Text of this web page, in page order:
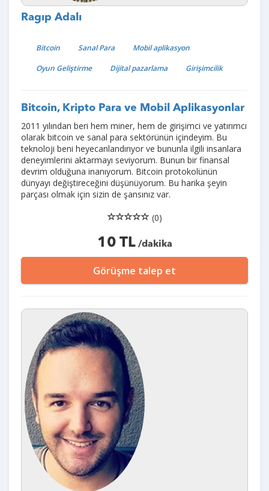
Ragıp Adalı
Bitcoin Sanal Para
Mobil aplikasyon
Oyun Geliştirme
Dijital pazarlama Girişimcilik
Bitcoin, Kripto Para ve Mobil Aplikasyonlar
2011 yılından beri hem miner, hem de girişimci ve yatırımcı
olarak bitcoin ve sanal para sektörünün içindeyim. Bu
teknoloji beni heyecanlandırıyor ve bununla ilgili insanlara
deneyimlerini aktarmayı seviyorum. Bunun bir finansal
devrim olduğuna inanıyorum. Bitcoin protokolünün
dünyayı değiştireceğini düşünüyorum. Bu harika şeyin
parçası olmak için sizin de şansınız var.
(0)
10 TL/dakika
Görüşme talep et